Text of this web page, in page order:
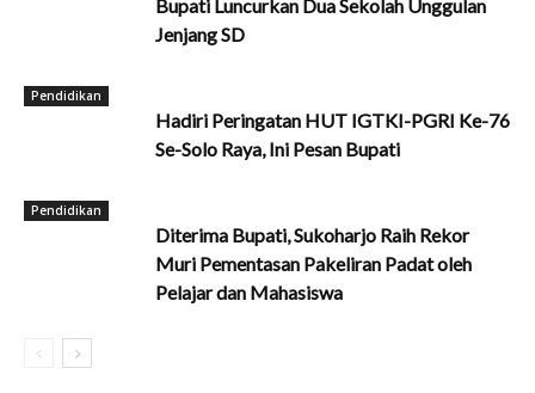
Bupati Luncurkan Dua Sekolah Unggulan
Jenjang SD
Pendidikan
Hadiri Peringatan HUT IGTKI-PGRI Ke-76
Se-Solo Raya, Ini Pesan Bupati
Pendidikan
Diterima Bupati, Sukoharjo Raih Rekor
Muri Pementasan Pakeliran Padat oleh
Pelajar dan Mahasiswa